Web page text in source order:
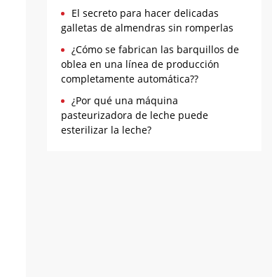
El secreto para hacer delicadas
galletas de almendras sin romperlas
¿Cómo se fabrican las barquillos de
oblea en una línea de producción
completamente automática??
¿Por qué una máquina
pasteurizadora de leche puede
esterilizar la leche?